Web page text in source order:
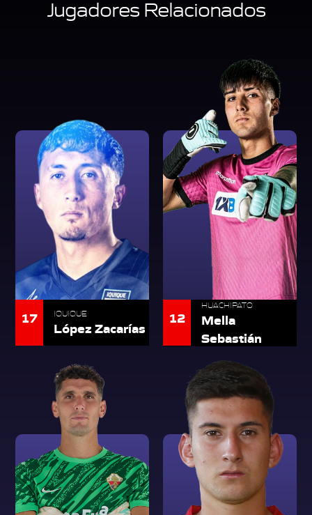
Jugadores Relacionados
17 IQUIQUE
López Zacarías
12
HUACHIPATO
Mella
Sebastián